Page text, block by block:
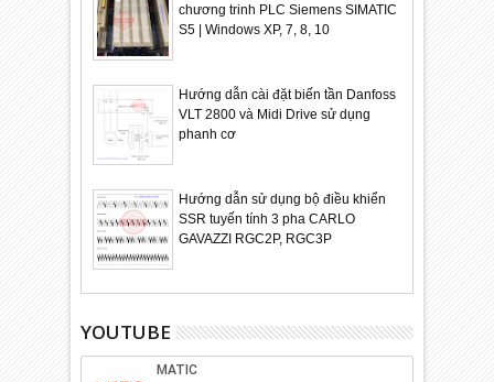
chương trinh PLC Siemens SIMATIC
S5 | Windows XP, 7, 8, 10
Hướng dẫn cài đặt biến tần Danfoss
VLT 2800 và Midi Drive sử dụng
phanh cơ
Hướng dẫn sử dụng bộ điều khiển
SSR tuyến tính 3 pha CARLO
GAVAZZI RGC2P, RGC3P
YOUTUBE